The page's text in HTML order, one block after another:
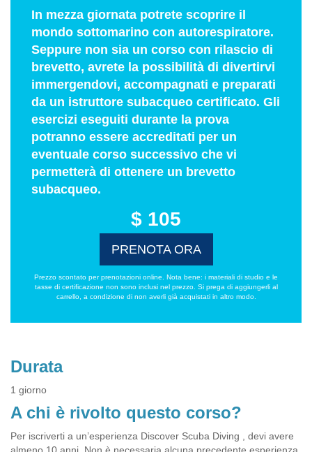
In mezza giornata potrete scoprire il
mondo sottomarino con autorespiratore.
Seppure non sia un corso con rilascio di
brevetto, avrete la possibilità di divertirvi
immergendovi, accompagnati e preparati
da un istruttore subacqueo certificato. Gli
esercizi eseguiti durante la prova
potranno essere accreditati per un
eventuale corso successivo che vi
permetterà di ottenere un brevetto
subacqueo.
$ 105
PRENOTA ORA
Prezzo scontato per prenotazioni online. Nota bene: i materiali di studio e le
tasse di certificazione non sono inclusi nel prezzo. Si prega di aggiungerli al
carrello, a condizione di non averli già acquistati in altro modo.
Durata
1 giorno
A chi è rivolto questo corso?
Per iscriverti a un’esperienza Discover Scuba Diving , devi avere
almeno 10 anni. Non è necessaria alcuna precedente esperienza